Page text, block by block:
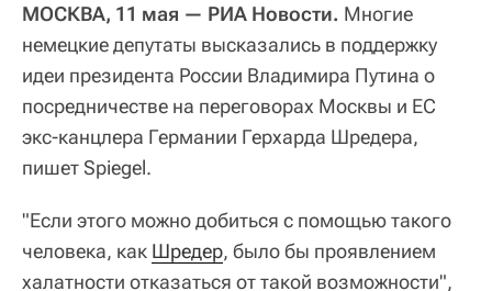
МОСКВА, 11 мая — РИА Новости. Многие
немецкие депутаты высказались в поддержку
идеи президента России Владимира Путина о
посредничестве на переговорах Москвы и ЕС
экс-канцлера Германии Герхарда Шредера,
пишет Spiegel.
"Если этого можно добиться с помощью такого
человека, как Шредер, было бы проявлением
халатности отказаться от такой возможности",